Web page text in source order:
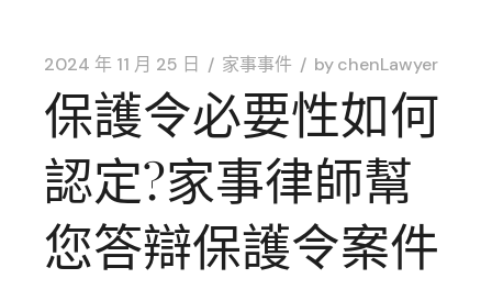
2024 年 11 月 25 日 家事事件 bychenLawyer
保護令必要性如何
認定?家事律師幫
您答辯保護令案件